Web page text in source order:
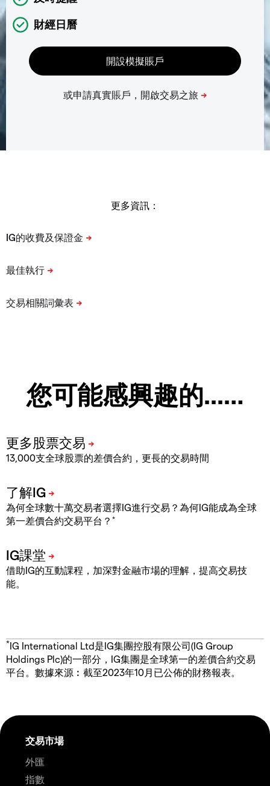
財經日曆
更多資訊：
您可能感興趣的...…
13,000支全球股票的差價合約，更長的交易時間
為何全球數十萬交易者選擇IG進行交易？為何IG能成為全球
第一差價合約交易平台？ *
借助IG的互動課程，加深對金融市場的理解，提高交易技
能。
*IG International Ltd是IG集團控股有限公司(IG Group
Holdings Plc)的一部分，IG集團是全球第一的差價合約交易
平台。數據來源︰截至2023年10月已公佈的財務報表。
交易市場
外匯
指數